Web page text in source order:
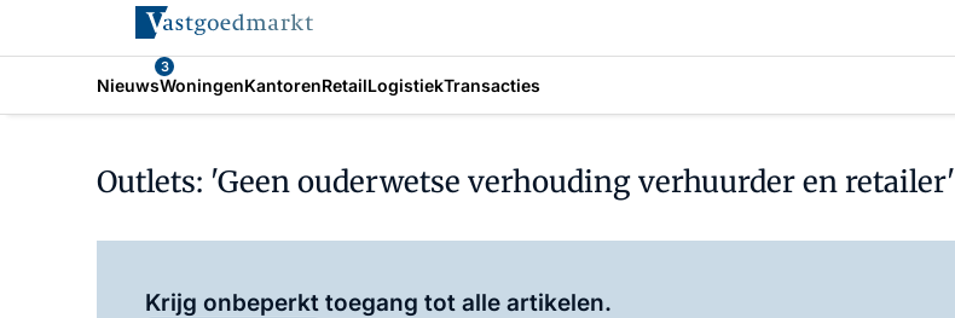
Nieuws
3
WoningenKantorenRetailLogistiekTransacties
Outlets: 'Geen ouderwetse verhouding verhuurder en retailer'
Krijg onbeperkt toegang tot alle artikelen.